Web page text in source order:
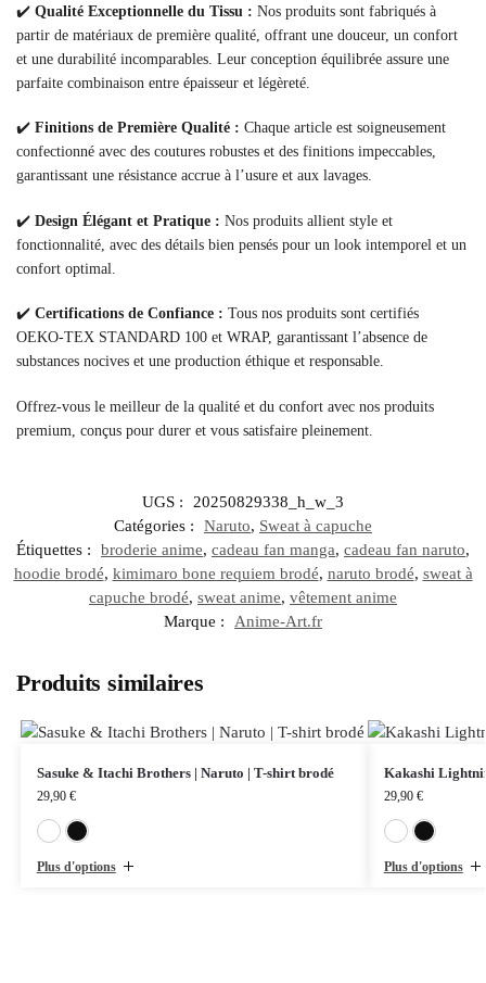
✔️ Qualité Exceptionnelle du Tissu : Nos produits sont fabriqués à
partir de matériaux de première qualité, offrant une douceur, un confort
et une durabilité incomparables. Leur conception équilibrée assure une
parfaite combinaison entre épaisseur et légèreté.
✔️ Finitions de Première Qualité : Chaque article est soigneusement
confectionné avec des coutures robustes et des finitions impeccables,
garantissant une résistance accrue à l’usure et aux lavages.
✔️ Design Élégant et Pratique : Nos produits allient style et
fonctionnalité, avec des détails bien pensés pour un look intemporel et un
confort optimal.
✔️ Certifications de Confiance : Tous nos produits sont certifiés
OEKO-TEX STANDARD 100 et WRAP, garantissant l’absence de
substances nocives et une production éthique et responsable.
Offrez-vous le meilleur de la qualité et du confort avec nos produits
premium, conçus pour durer et vous satisfaire pleinement.
UGS :
20250829338_h_w_3
Catégories :
Naruto, Sweat à capuche
Étiquettes :
broderie anime, cadeau fan manga, cadeau fan naruto,
hoodie brodé, kimimaro bone requiem brodé, naruto brodé, sweat à
capuche brodé, sweat anime, vêtement anime
Marque :
Anime-Art.fr
Produits similaires
Sasuke & Itachi Brothers | Naruto | T-shirt brodé
29,90 €
Plus d'options
Kakashi
29,90 €
Plus d'options